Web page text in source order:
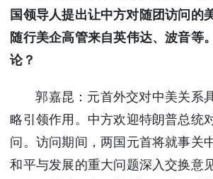
国领导人提出让中方对随团访问的
随行美企高管来自英伟达、波音等
论？
郭嘉昆：元首外交对中美关系
略引领作用。中方欢迎特朗普总统
问。访问期间，两国元首将就事关
和平与发展的重大问题深入交换意